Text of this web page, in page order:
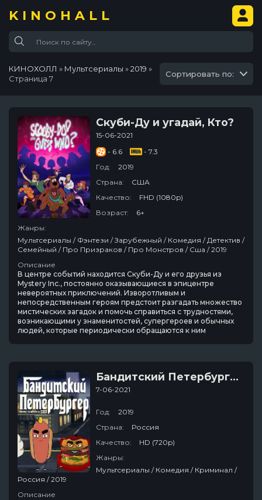
KINOHALL
КИНОХОЛЛ » Мультсериалы »2019 »
Страница 7
Сортировать по:
Скуби-Ду и угадай, Кто?
15-06-2021
- 6.6
- 7.3
Год:
2019
Страна:
США
Качество:
FHD (1080p)
Возраст:
6+
Жанры:
Мультсериалы / Фэнтези / Зарубежный / Комедия / Детектив /
Семейный / Про Призраков / Про Монстров / Сша / 2019
Описание
В центре событий находится Скуби-Ду и его друзья из
Mystery Inc., постоянно оказывающиеся в эпицентре
невероятных приключений. Изворотливым и
непосредственным героям предстоит разгадать множество
мистических загадок и помочь справиться с трудностями,
возникающими у знаменитостей, супергероев и обычных
людей, которые периодически обращаются к ним
Бандитский Петербургер
7-06-2021
Год:
2019
Страна:
Россия
Качество:
HD (720p)
Жанры:
Мультсериалы / Комедия / Криминал /
Россия / 2019
Описание